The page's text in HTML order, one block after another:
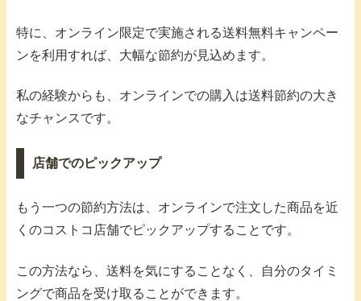
特に、オンライン限定で実施される送料無料キャンペー
ンを利用すれば、大幅な節約が見込めます。
私の経験からも、オンラインでの購入は送料節約の大き
なチャンスです。
店舗でのピックアップ
もう一つの節約方法は、オンラインで注文した商品を近
くのコストコ店舗でピックアップすることです。
この方法なら、送料を気にすることなく、自分のタイミ
ングで商品を受け取ることができます。